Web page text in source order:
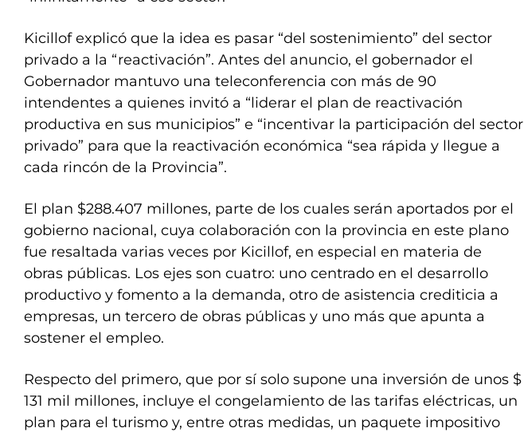
Kicillof explicó que la idea es pasar “del sostenimiento” del sector
privado a la “reactivación”. Antes del anuncio, el gobernador el
Gobernador mantuvo una teleconferencia con más de 90
intendentes a quienes invitó a “liderar el plan de reactivación
productiva en sus municipios” e “incentivar la participación del sector
privado” para que la reactivación económica “sea rápida y llegue a
cada rincón de la Provincia”.
El plan $288.407 millones, parte de los cuales serán aportados por el
gobierno nacional, cuya colaboración con la provincia en este plano
fue resaltada varias veces por Kicillof, en especial en materia de
obras públicas. Los ejes son cuatro: uno centrado en el desarrollo
productivo y fomento a la demanda, otro de asistencia crediticia a
empresas, un tercero de obras públicas y uno más que apunta a
sostener el empleo.
Respecto del primero, que por sí solo supone una inversión de unos $
131 mil millones, incluye el congelamiento de las tarifas eléctricas, un
plan para el turismo y, entre otras medidas, un paquete impositivo